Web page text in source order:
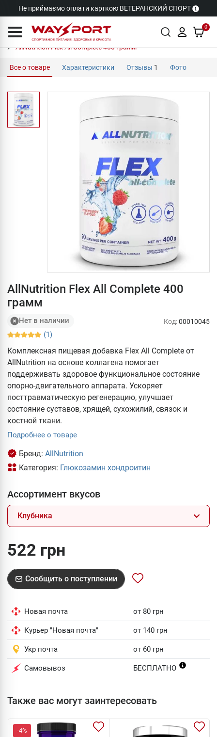
Не приймаємо оплати карткою ВЕТЕРАНСКИЙ СПОРТ
0
AllNutrition Flex All Complete 400 грамм
Все о товаре Характеристики Отзывы 1 Фото
AllNutrition Flex All Complete 400
грамм
Нет в наличии
(1)
Код:00010045
Комплексная пищевая добавка Flex All Complete от
AllNutrition на основе коллагена помогает
поддерживать здоровое функциональное состояние
опорно-двигательного аппарата. Ускоряет
посттравматическую регенерацию, улучшает
состояние суставов, хрящей, сухожилий, связок и
костной ткани.
Подробнее о товаре
Бренд: AllNutrition
Категория: Глюкозамин хондроитин
Ассортимент вкусов
Клубника
522 грн
Сообщить о поступлении
Новая почта от 80 грн
Курьер "Новая почта" от 140 грн
Укр почта от 60 грн
Самовывоз БЕСПЛАТНО
Также вас могут заинтересовать
-4%